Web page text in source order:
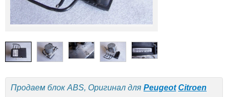
Продаем блок ABS, Оригинал для Peugeot Citroen